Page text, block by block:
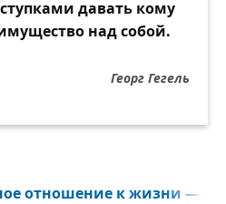
давать кому
над собой.
Георг Гегель
отношение к жизни —